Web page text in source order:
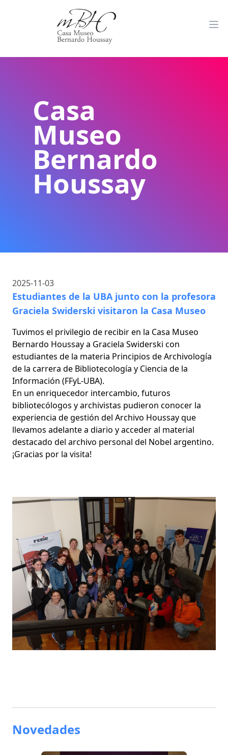
Casa
Museo
Bernardo
Houssay
2025-11-03
Estudiantes de la UBA junto con la profesora
Graciela Swiderski visitaron la Casa Museo
Tuvimos el privilegio de recibir en la Casa Museo
Bernardo Houssay a Graciela Swiderski con
estudiantes de la materia Principios de Archivología
de la carrera de Bibliotecología y Ciencia de la
Información (FFyL-UBA).
En un enriquecedor intercambio, futuros
bibliotecólogos y archivistas pudieron conocer la
experiencia de gestión del Archivo Houssay que
llevamos adelante a diario y acceder al material
destacado del archivo personal del Nobel argentino.
¡Gracias por la visita!
Novedades